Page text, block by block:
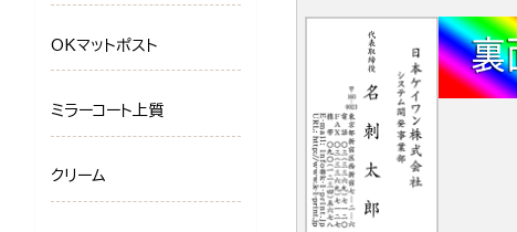
OKマットポスト
ミラーコート上質
クリーム